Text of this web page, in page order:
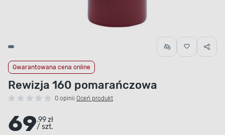
Gwarantowana cena online
Rewizja 160 pomarańczowa
0 opinii Oceń produkt
69.99 zł
/ szt.